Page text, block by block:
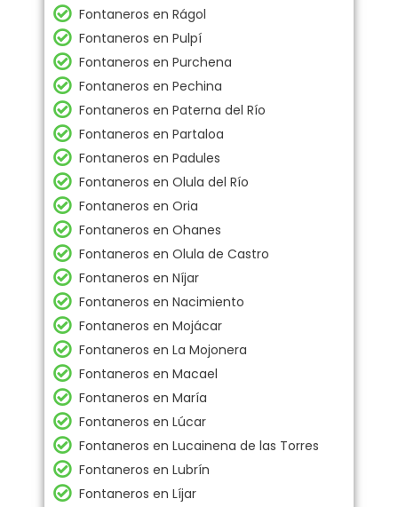
Fontaneros en Rágol
Fontaneros en Pulpí
Fontaneros en Purchena
Fontaneros en Pechina
Fontaneros en Paterna del Río
Fontaneros en Partaloa
Fontaneros en Padules
Fontaneros en Olula del Río
Fontaneros en Oria
Fontaneros en Ohanes
Fontaneros en Olula de Castro
Fontaneros en Níjar
Fontaneros en Nacimiento
Fontaneros en Mojácar
Fontaneros en La Mojonera
Fontaneros en Macael
Fontaneros en María
Fontaneros en Lúcar
Fontaneros en Lucainena de las Torres
Fontaneros en Lubrín
Fontaneros en Líjar